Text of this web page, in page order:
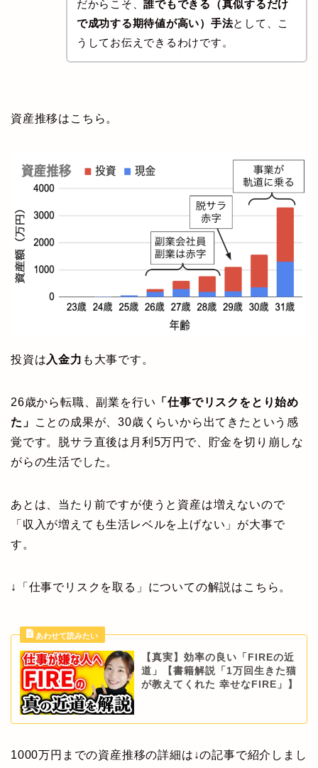
だからこそ、誰でもできる（真似するだけ
で成功する期待値が高い）手法として、こ
うしてお伝えできるわけです。
資産推移はこちら。
投資は 入金力 も大事です。
26歳から転職、副業を行い 「仕事でリスクをとり始め
た」
ことの成果が、30歳くらいから出てきたという感
覚です。脱サラ直後は月利5万円で、貯金を切り崩しな
がらの生活でした。
あとは、当たり前ですが使うと資産は増えないので
「収入が増えても生活レベルを上げない」が大事で
す。
↓「仕事でリスクを取る」についての解説はこちら。
【真実】効率の良い「FIREの近
道」【書籍解説「1万回生きた猫
が教えてくれた 幸せなFIRE」】
1000万円までの資産推移の詳細は↓の記事で紹介しまし